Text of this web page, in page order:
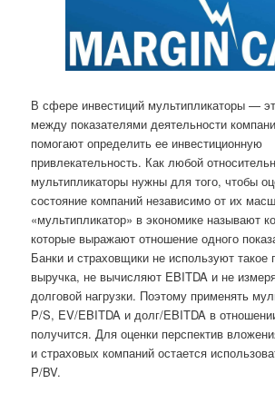
В сфере инвестиций мультипликаторы —
между показателями деятельности
помогают определить ее инвестиционную
привлекательность. Как любой
мультипликаторы нужны для того, чтобы
состояние компаний независимо от их
«мультипликатор» в экономике называют
которые выражают отношение одного
Банки и страховщики не используют такое
выручка, не вычисляют EBITDA и не
долговой нагрузки. Поэтому применять
P/S, EV/EBITDA и долг/EBITDA в
получится. Для оценки перспектив
и страховых компаний остается
P/BV.